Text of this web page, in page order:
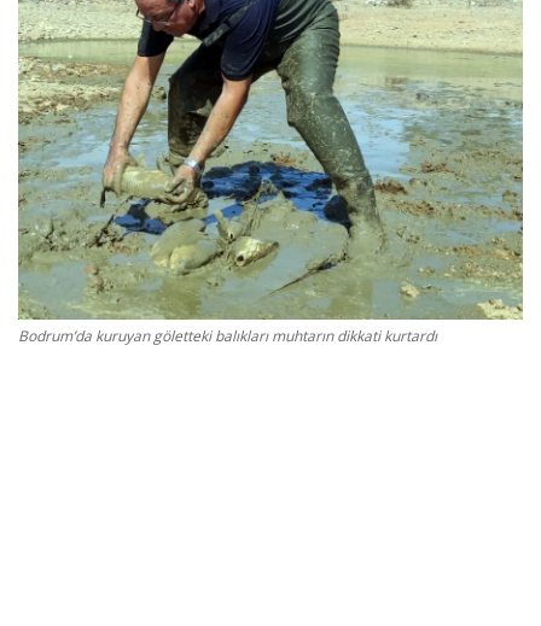
Reklam ve İşbirliği
Bodrum Trafik Yoğunluk Haritası
Turizm
Siyaset
Bodrum Nöbetçi Eczaneler
Bodrum’da kuruyan göletteki balıkları muhtarın dikkati kurtardı